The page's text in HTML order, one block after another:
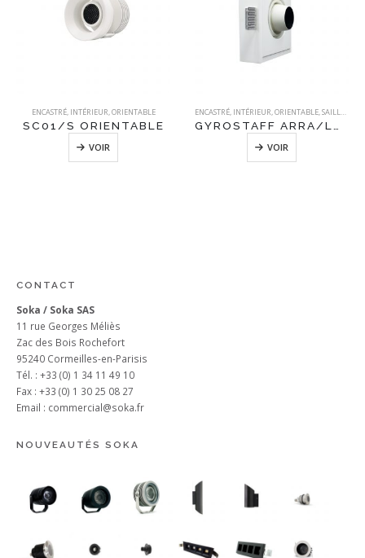
ENCASTRÉ, INTÉRIEUR,ORIENTABLE
SC01/S ORIENTABLE
VOIR
ENCASTRÉ, INTÉRIEUR,ORIENTABLE,SAILLANT
GYROSTAFF ARRA/LONG
VOIR
CONTACT
Soka / Soka SAS
11 rue Georges Méliès
Zac des Bois Rochefort
95240 Cormeilles-en-Parisis
Tél. : +33 (0) 1 34 11 49 10
Fax : +33 (0) 1 30 25 08 27
Email : commercial@soka.fr
NOUVEAUTÉS SOKA